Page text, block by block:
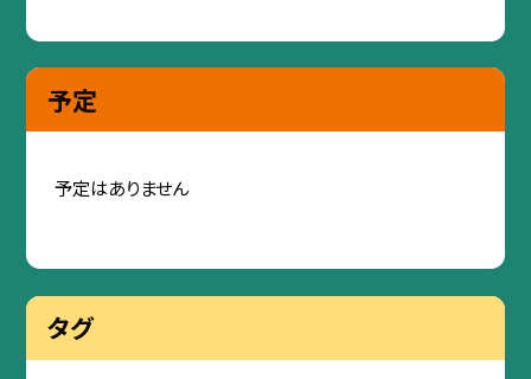
予定
予定はありません
タグ